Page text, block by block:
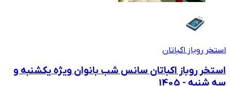
استخر روباز اکباتان
استخر روباز اکباتان سانس شب بانوان ویژه یکشنبه و
سه شنبه - 1405